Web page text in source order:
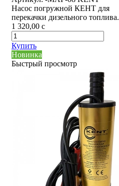
Насос погружной КЕНТ для
перекачки дизельного топлива.
1 320,00 c
Купить
Новинка
Быстрый просмотр